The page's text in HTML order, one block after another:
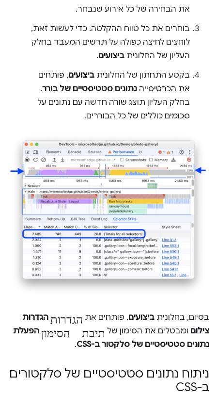
את הבחירה של כל אירוע שנבחר.
בוחרים את כל טווח ההקלטה. כדי לעשות זאת,
לוחצים לחיצה כפולה על תרשים המעבד בחלק
העליון של החלונית ביצועים.
בקטע התחתון של החלונית ביצועים, פותחים
את הכרטיסייה נתונים סטטיסטיים של בורר.
בחלק העליון תוצג שורה חדשה עם נתונים על
סכומים כוללים של כל הבוררים.
בסיום, בחלונית ביצועים, פותחים את הגדרות הגדרות
צילום ומבטלים את הסימון של תיבת הסימון הפעלת
נתונים סטטיסטיים של סלקטור ב-CSS
.
ניתוח נתונים סטטיסטיים של סלקטורים
ב-CSS